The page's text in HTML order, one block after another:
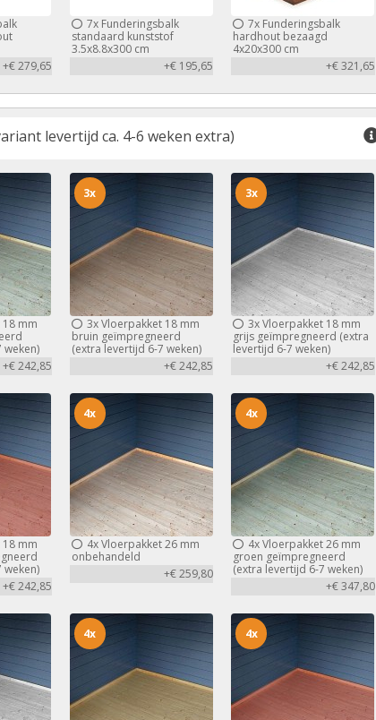
+€ 279,65
7xFunderingsbalk
standaard kunststof
3.5x8.8x300 cm
+€ 195,65
7x Funderingsbalk
hardhout bezaagd
4x20x300 cm
+€ 321,65
levertijd ca. 4-6 weken extra)
mm
weken)
+€ 242,85
3xVloerpakket 18 mm
bruin geïmpregneerd
(extra levertijd 6-7 weken)
+€ 242,85
3x
3xVloerpakket 18 mm
grijs geïmpregneerd (extra
levertijd 6-7 weken)
+€ 242,85
3x
mm
weken)
+€ 242,85
4xVloerpakket 26 mm
onbehandeld
+€ 259,80
4x
4xVloerpakket 26 mm
groen geïmpregneerd
(extra levertijd 6-7 weken)
+€ 347,80
4x
4x 4x